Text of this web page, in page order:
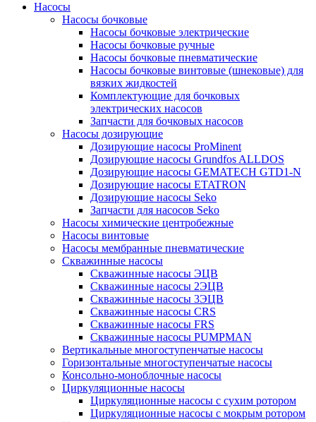
Насосы
Насосы бочковые
Насосы бочковые электрические
Насосы бочковые ручные
Насосы бочковые пневматические
Насосы бочковые винтовые (шнековые) для
вязких жидкостей
Комплектующие для бочковых
электрических насосов
Запчасти для бочковых насосов
Насосы дозирующие
Дозирующие насосы ProMinent
Дозирующие насосы Grundfos ALLDOS
Дозирующие насосы GEMATECH GTD1-N
Дозирующие насосы ETATRON
Дозирующие насосы Seko
Запчасти для насосов Seko
Насосы химические центробежные
Насосы винтовые
Насосы мембранные пневматические
Скважинные насосы
Скважинные насосы ЭЦВ
Скважинные насосы 2ЭЦВ
Скважинные насосы 3ЭЦВ
Скважинные насосы CRS
Скважинные насосы FRS
Скважинные насосы PUMPMAN
Вертикальные многоступенчатые насосы
Горизонтальные многоступенчатые насосы
Консольно-моноблочные насосы
Циркуляционные насосы
Циркуляционные насосы с сухим ротором
Циркуляционные насосы с мокрым ротором